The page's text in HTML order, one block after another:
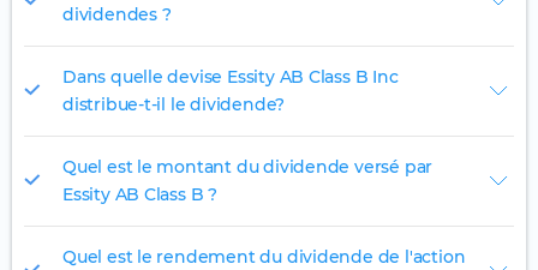
dividendes ?
Dans quelle devise Essity AB Class B Inc
distribue-t-il le dividende?
Quel est le montant du dividende versé par
Essity AB Class B ?
Quel est le rendement du dividende de l'action